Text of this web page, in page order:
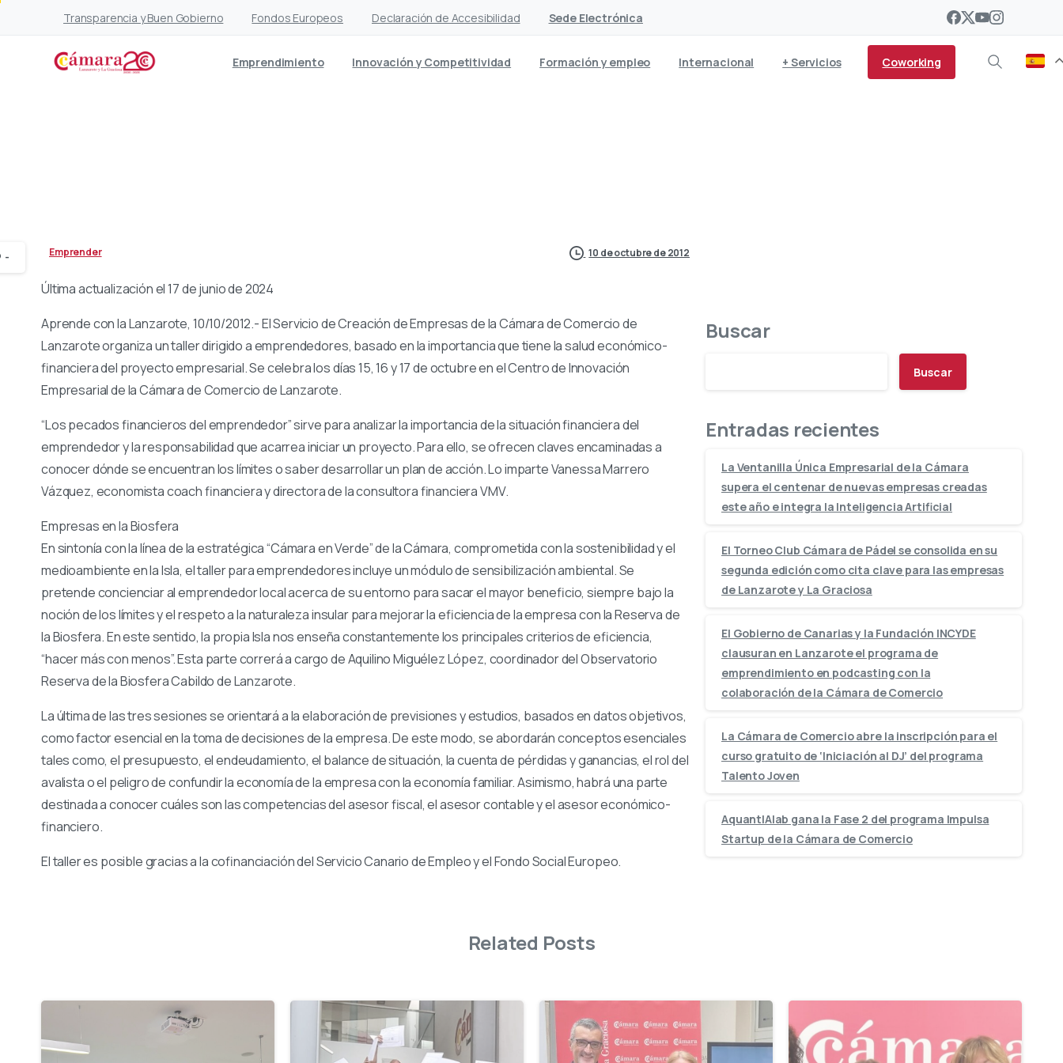
Transparencia y Buen Gobierno Fondos Europeos Declaración de Accesibilidad Sede Electrónica
Emprendimiento Innovación y Competitividad Formación y empleo Internacional + Servicios Coworking
Emprender 10 de octubre de 2012
Última actualización el 17 de junio de 2024
Aprende con la Lanzarote, 10/10/2012.- El Servicio de Creación de Empresas de la Cámara de Comercio de
Lanzarote organiza un taller dirigido a emprendedores, basado en la importancia que tiene la salud económico-
financiera del proyecto empresarial. Se celebra los días 15, 16 y 17 de octubre en el Centro de Innovación
Empresarial de la Cámara de Comercio de Lanzarote.
“Los pecados financieros del emprendedor” sirve para analizar la importancia de la situación financiera del
emprendedor y la responsabilidad que acarrea iniciar un proyecto. Para ello, se ofrecen claves encaminadas a
conocer dónde se encuentran los límites o saber desarrollar un plan de acción. Lo imparte Vanessa Marrero
Vázquez, economista coach financiera y directora de la consultora financiera VMV.
Empresas en la Biosfera
En sintonía con la línea de la estratégica “Cámara en Verde” de la Cámara, comprometida con la sostenibilidad y el
medioambiente en la Isla, el taller para emprendedores incluye un módulo de sensibilización ambiental. Se
pretende concienciar al emprendedor local acerca de su entorno para sacar el mayor beneficio, siempre bajo la
noción de los límites y el respeto a la naturaleza insular para mejorar la eficiencia de la empresa con la Reserva de
la Biosfera. En este sentido, la propia Isla nos enseña constantemente los principales criterios de eficiencia,
“hacer más con menos”. Esta parte correrá a cargo de Aquilino Miguélez López, coordinador del Observatorio
Reserva de la Biosfera Cabildo de Lanzarote.
La última de las tres sesiones se orientará a la elaboración de previsiones y estudios, basados en datos objetivos,
como factor esencial en la toma de decisiones de la empresa. De este modo, se abordarán conceptos esenciales
tales como, el presupuesto, el endeudamiento, el balance de situación, la cuenta de pérdidas y ganancias, el rol del
avalista o el peligro de confundir la economía de la empresa con la economía familiar. Asimismo, habrá una parte
destinada a conocer cuáles son las competencias del asesor fiscal, el asesor contable y el asesor económico-
financiero.
El taller es posible gracias a la cofinanciación del Servicio Canario de Empleo y el Fondo Social Europeo.
-
Buscar
Buscar
Entradas recientes
La Ventanilla Única Empresarial de la Cámara
supera el centenar de nuevas empresas creadas
este año e integra la Inteligencia Artificial
El Torneo Club Cámara de Pádel se consolida en su
segunda edición como cita clave para las empresas
de Lanzarote y La Graciosa
El Gobierno de Canarias y la Fundación INCYDE
clausuran en Lanzarote el programa de
emprendimiento en podcasting con la
colaboración de la Cámara de Comercio
La Cámara de Comercio abre la inscripción para el
curso gratuito de ‘Iniciación al DJ’ del programa
Talento Joven
AquantIAlab gana la Fase 2 del programa Impulsa
Startup de la Cámara de Comercio
Related Posts